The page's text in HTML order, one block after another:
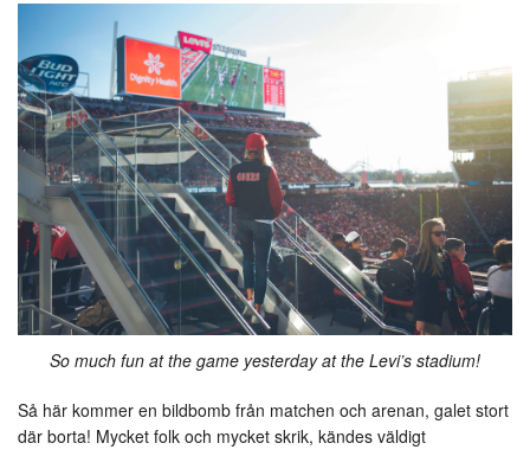
So much fun at the game yesterday at the Levi’s stadium!
Så här kommer en bildbomb från matchen och arenan, galet stort
där borta! Mycket folk och mycket skrik, kändes väldigt